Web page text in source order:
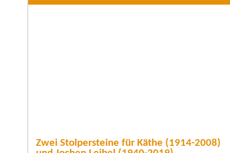
Zwei Stolpersteine für Käthe (1914-2008)